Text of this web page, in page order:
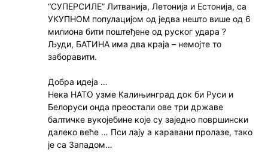
“СУПЕРСИЛЕ” Литванија, Летонија и Естонија, са
УКУПНОМ популацијом од једва нешто више од 6
милиона бити поштеђене од руског удара ?
Људи, БАТИНА има два краја – немојте то
заборавити.
Добра идеја …
Нека НАТО узме Калињинград док би Руси и
Белоруси онда преостали ове три државе
балтичке вукојебине које су заједно површински
далеко веће … Пси лају а каравани пролазе, тако
је са Западом…